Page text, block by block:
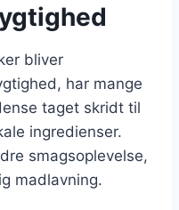
bliver
har mange
taget skridt til
ingredienser.
smagsoplevelse,
madlavning.